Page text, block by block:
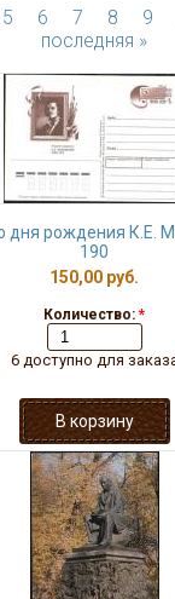
5 6 7 8 9
последняя »
дня рождения К.Е.
190
150,00 руб.
Количество: *
6 доступно для